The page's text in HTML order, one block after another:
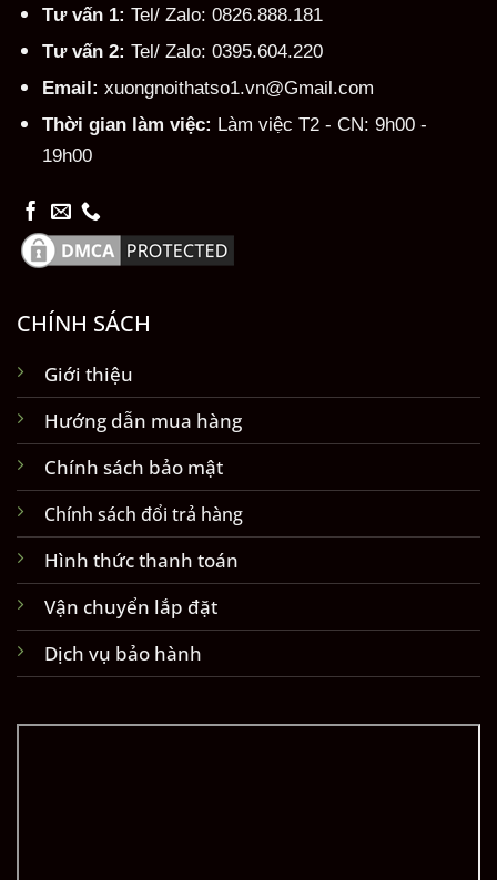
Tư vấn 1: Tel/ Zalo: 0826.888.181
Tư vấn 2: Tel/ Zalo: 0395.604.220
Email: xuongnoithatso1.vn@Gmail.com
Thời gian làm việc: Làm việc T2 - CN: 9h00 -
19h00
CHÍNH SÁCH
Giới thiệu
Hướng dẫn mua hàng
Chính sách bảo mật
Chính sách đổi trả hàng
Hình thức thanh toán
Vận chuyển lắp đặt
Dịch vụ bảo hành